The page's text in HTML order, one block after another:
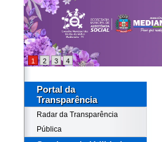
1 2 3 4
Portal da
Transparência
Radar da Transparência
Pública